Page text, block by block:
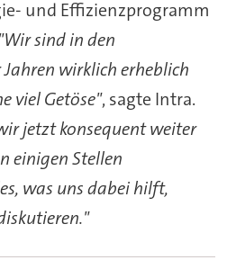
und Effizienzprogramm
"Wir sind in den
wirklich erheblich
viel Getöse", sagte Intra.
jetzt konsequent weiter
einigen Stellen
was uns dabei hilft,